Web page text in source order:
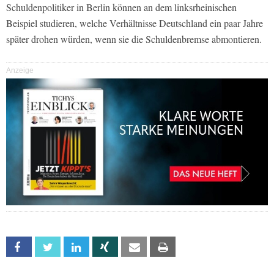
Schuldenpolitiker in Berlin können an dem linksrheinischen
Beispiel studieren, welche Verhältnisse Deutschland ein paar Jahre
später drohen würden, wenn sie die Schuldenbremse abmontieren.
Anzeige
Facebook Twitter Linkedin Xing Email